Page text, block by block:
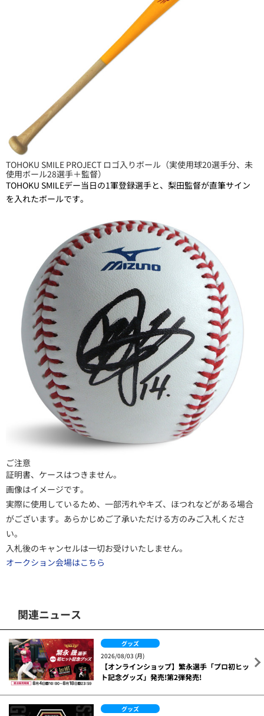
TOHOKU SMILE PROJECT ロゴ入りボール（実使用球20選手分、未
使用ボール28選手＋監督）
TOHOKU SMILEデー当日の1軍登録選手と、梨田監督が直筆サイン
を入れたボールです。
ご注意
証明書、ケースはつきません。
画像はイメージです。
実際に使用しているため、一部汚れやキズ、ほつれなどがある場合
がございます。あらかじめご了承いただける方のみご入札くださ
い。
入札後のキャンセルは一切お受けいたしません。
オークション会場はこちら
関連ニュース
グッズ
2026/08/03 (月)
【オンラインショップ】繁永選手「プロ初ヒッ
ト記念グッズ」発売!第2弾発売!
グッズ